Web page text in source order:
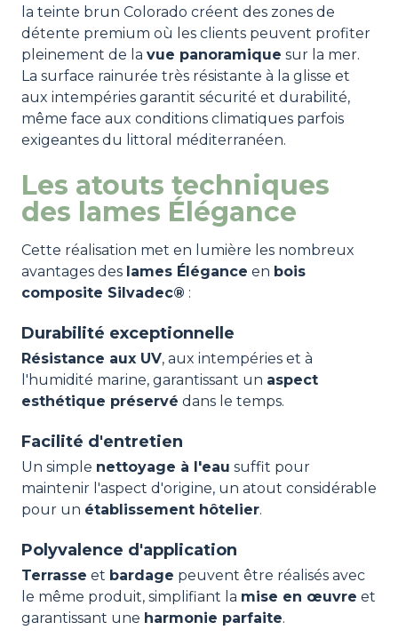
la teinte brun Colorado créent des zones de
détente premium où les clients peuvent profiter
pleinement de la vue panoramique sur la mer.
La surface rainurée très résistante à la glisse et
aux intempéries garantit sécurité et durabilité,
même face aux conditions climatiques parfois
exigeantes du littoral méditerranéen.
Les atouts techniques
des lames Élégance
Cette réalisation met en lumière les nombreux
avantages des lames Élégance en bois
composite Silvadec® :
Durabilité exceptionnelle
Résistance aux UV, aux intempéries et à
l'humidité marine, garantissant un aspect
esthétique préservé dans le temps.
Facilité d'entretien
Un simple nettoyage à l'eau suffit pour
maintenir l'aspect d'origine, un atout considérable
pour un établissement hôtelier.
Polyvalence d'application
Terrasse et bardage peuvent être réalisés avec
le même produit, simplifiant la mise en œuvre et
garantissant une harmonie parfaite.